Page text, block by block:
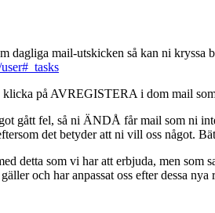
dagliga mail-utskicken så kan ni kryssa
på AVREGISTERA i dom mail
gått fel, så ni ÄNDÅ får mail som ni
det betyder att ni vill oss något.
detta som vi har att erbjuda, men
och har anpassat oss efter dessa